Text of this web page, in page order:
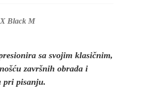
Black M
sa svojim klasičnim,
završnih obrada i
pri pisanju.